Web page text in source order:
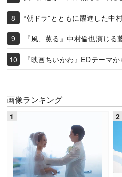
“朝ドラ”とともに躍進した中
『風、薫る』中村倫也演じる
『映画ちいかわ』EDテーマ
画像ランキング